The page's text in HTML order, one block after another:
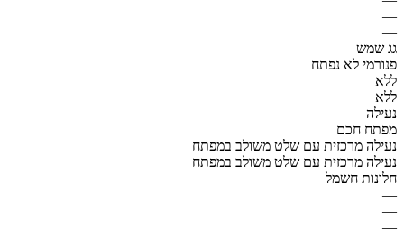
—
—
גג שמש
פנורמי לא נפתח
ללא
ללא
נעילה
מפתח חכם
נעילה מרכזית עם שלט משולב במפתח
נעילה מרכזית עם שלט משולב במפתח
חלונות חשמל
—
—
—